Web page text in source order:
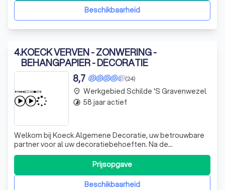
Beschikbaarheid
4.KOECK VERVEN - ZONWERING -
BEHANGPAPIER - DECORATIE
(24)
8,7
Welkom bij Koeck Algemene Decoratie, uw betrouwbare
partner voor al uw decoratiebehoeften. Na de
succesvolle fusie van Koeck bv en Sys Verven, hebben we
onze krachten gebundeld om u een nog betere service te
bieden. Onze winkels zijn uw one-stop-shop voor de
aankoop van verven en materialen, technis
Beschikbaarheid
Prijsopgave
place Werkgebied Schilde 's Gravenwezel
timelapse 58 jaar actief